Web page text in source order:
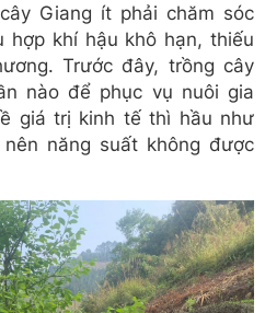
Giang ít phải chăm sóc
hợp khí hậu khô hạn, thiếu
Trước đây, trồng cây
nào để phục vụ nuôi gia
giá trị kinh tế thì hầu như
năng suất không được